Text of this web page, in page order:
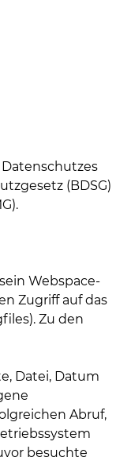
(BDSG)
Webspace-
Zugriff auf das
Zu den
Datei, Datum
Abruf,
besuchte